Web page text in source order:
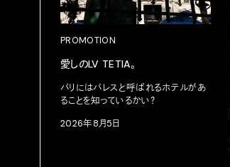
PROMOTION
愛しのLV TETIA。
パリにはパレスと呼ばれるホテルがあ
ることを知っているかい？
2026年8月5日